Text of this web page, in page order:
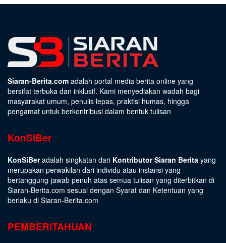
Siaran-Berita.com adalah portal media berita online yang
bersifat terbuka dan inklusif. Kami menyediakan wadah bagi
masyarakat umum, penulis lepas, praktisi humas, hingga
pengamat untuk berkontribusi dalam bentuk tulisan
KonSiBer
KonSiBeradalah singkatan dari Kontributor Siaran Berita yang
merupakan perwakilan dari individu atau instansi yang
bertanggung-jawab penuh atas semua tulisan yang diterbitkan di
Siaran-Berita.com sesuai dengan Syarat dan Ketentuan yang
berlaku di Siaran-Berita.com
PEMBERITAHUAN